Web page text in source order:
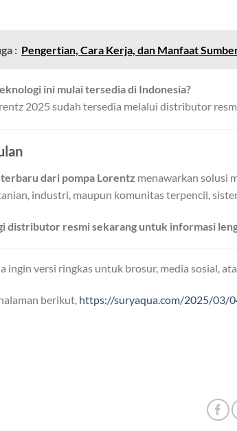
: Pengertian, Cara Kerja, dan Manfaat
ini mulai tersedia di Indonesia?
2025 sudah tersedia melalui distributor
dari pompa Lorentz menawarkan solusi
industri, maupun komunitas terpencil,
distributor resmi sekarang untuk informasi
ingin versi ringkas untuk brosur, media sosial,
berikut, https://suryaqua.com/2025/03/